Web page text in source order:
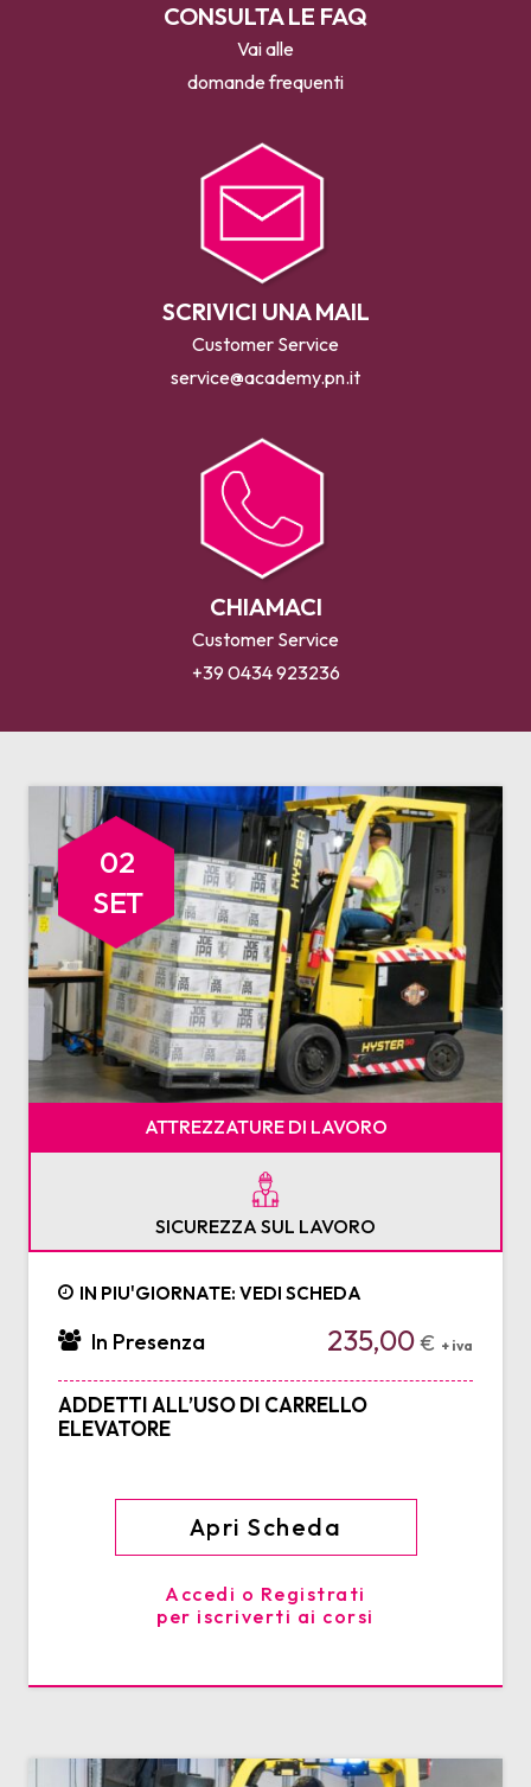
CONSULTA LE FAQ
Vai alle
domande frequenti
SCRIVICI UNA MAIL
Customer Service
service@academy.pn.it
CHIAMACI
Customer Service
+39 0434 923236
02
SET
ATTREZZATURE DI LAVORO
SICUREZZA SUL LAVORO
IN PIU'GIORNATE: VEDI SCHEDA
235,00€ + iva
In Presenza
ADDETTI ALL’USO DI CARRELLO
ELEVATORE
Apri Scheda
Accedi o Registrati
per iscriverti ai corsi